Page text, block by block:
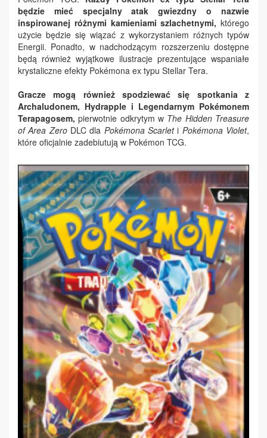
będzie mieć specjalny atak gwiezdny o nazwie
inspirowanej różnymi kamieniami szlachetnymi, którego
użycie będzie się wiązać z wykorzystaniem różnych typów
Energii. Ponadto, w nadchodzącym rozszerzeniu dostępne
będą również wyjątkowe ilustracje prezentujące wspaniałe
krystaliczne efekty Pokémona ex typu Stellar Tera.
Gracze mogą również spodziewać się spotkania z
Archaludonem, Hydrapple i Legendarnym Pokémonem
Terapagosem,pierwotnie odkrytym w The Hidden Treasure
of Area ZeroDLC dla Pokémona Scarleti Pokémona Violet,
które oficjalnie zadebiutują w Pokémon TCG.